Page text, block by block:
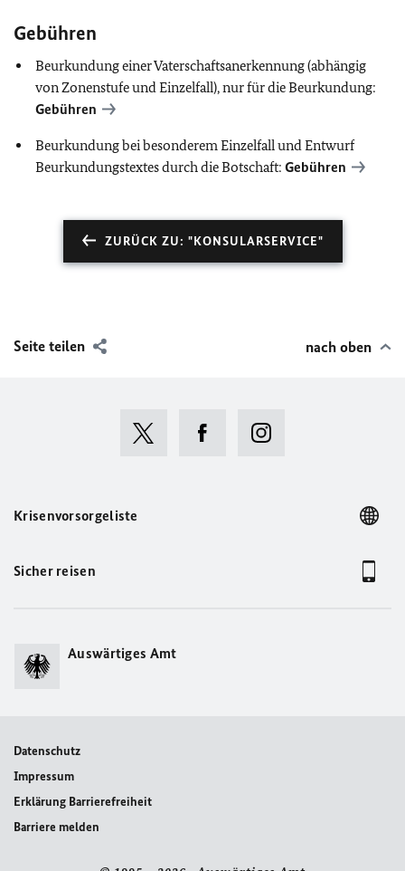
Gebühren
Beurkundung einer Vaterschaftsanerkennung (abhängig
von Zonenstufe und Einzelfall), nur für die Beurkundung:
Gebühren
Beurkundung bei besonderem Einzelfall und Entwurf
Beurkundungstextes durch die Botschaft: Gebühren
ZURÜCK ZU: "KONSULARSERVICE"
Seite teilen nach oben
Krisenvorsorgeliste
Sicher reisen
Auswärtiges Amt
Datenschutz
Impressum
Erklärung Barrierefreiheit
Barriere melden